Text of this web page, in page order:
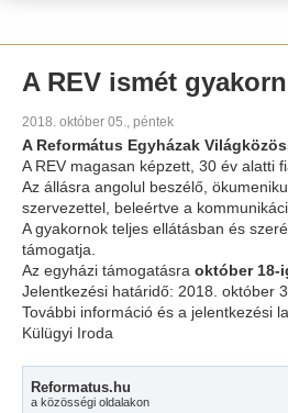
A REV ismét
2018. október 05., péntek
A Református Egyházak
A REV magasan képzett, 30 év alatti
Az állásra angolul beszélő,
szervezettel, beleértve a
A gyakornok teljes ellátásban és
támogatja.
Az egyházi támogatásra október 18-
Jelentkezési határidő: 2018. október
További információ és a jelentkezési
Külügyi Iroda
Reformatus.hu
a közösségi oldalakon